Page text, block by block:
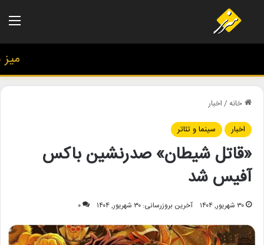
میز
خانه/اخبار
اخبار
سینما و تئاتر
«قاتل شیطان» صدرنشین باکس
آفیس شد
۳۰ شهریور, ۱۴۰۴ آخرین بروزرسانی: ۳۰ شهریور, ۱۴۰۴ ۰